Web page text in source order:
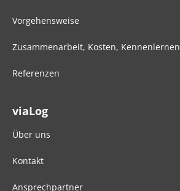
Vorgehensweise
Zusammenarbeit, Kosten, Kennenlernen
Referenzen
viaLog
Über uns
Kontakt
Ansprechpartner